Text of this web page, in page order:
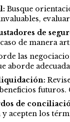
Busque
de
caso de manera
las
aborde
futuros.
de
acepten los